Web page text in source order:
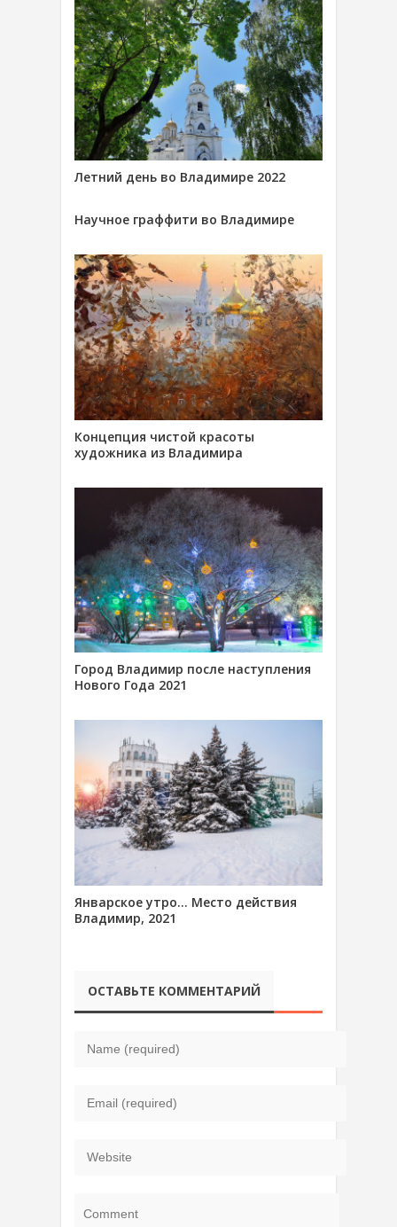
Летний день во Владимире 2022
Научное граффити во Владимире
Концепция чистой красоты
художника из Владимира
Город Владимир после наступления
Нового Года 2021
Январское утро… Место действия
Владимир, 2021
ОСТАВЬТЕ КОММЕНТАРИЙ